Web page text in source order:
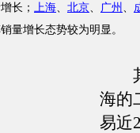
长； 上海、 北京、 广州 、
量增长态势较为明显。
其
海的
易近